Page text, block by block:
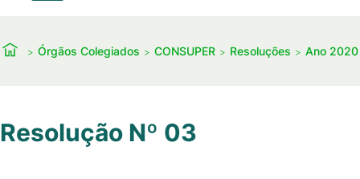
Órgãos Colegiados CONSUPER Resoluções Ano 2020
Resolução Nº 03